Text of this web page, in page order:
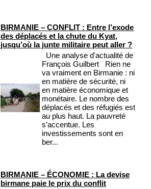
BIRMANIE – CONFLIT : Entre l’exode
des déplacés et la chute du Kyat,
jusqu’où la junte militaire peut aller ?
Une analyse d'actualité de
François Guilbert Rien ne
va vraiment en Birmanie : ni
en matière de sécurité, ni
en matière économique et
monétaire. Le nombre des
déplacés et des réfugiés est
au plus haut. La pauvreté
s’accentue. Les
investissements sont en
ber...
BIRMANIE – ÉCONOMIE : La devise
birmane paie le prix du conflit